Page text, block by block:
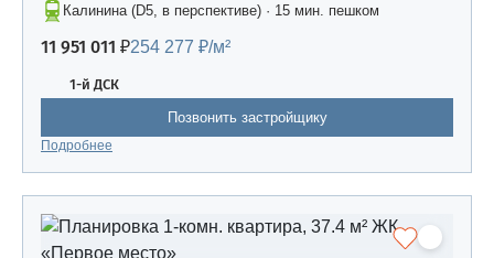
Калинина (D5, в перспективе) · 15 мин. пешком
11 951 011 ₽254 277 ₽/м²
1-й ДСК
Позвонить застройщику
Подробнее